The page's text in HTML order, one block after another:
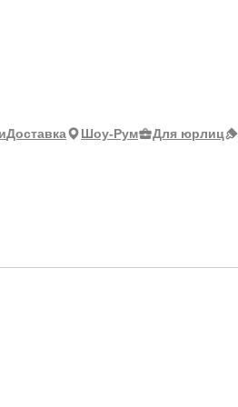
Доставка Шоу-Рум Для юрлиц